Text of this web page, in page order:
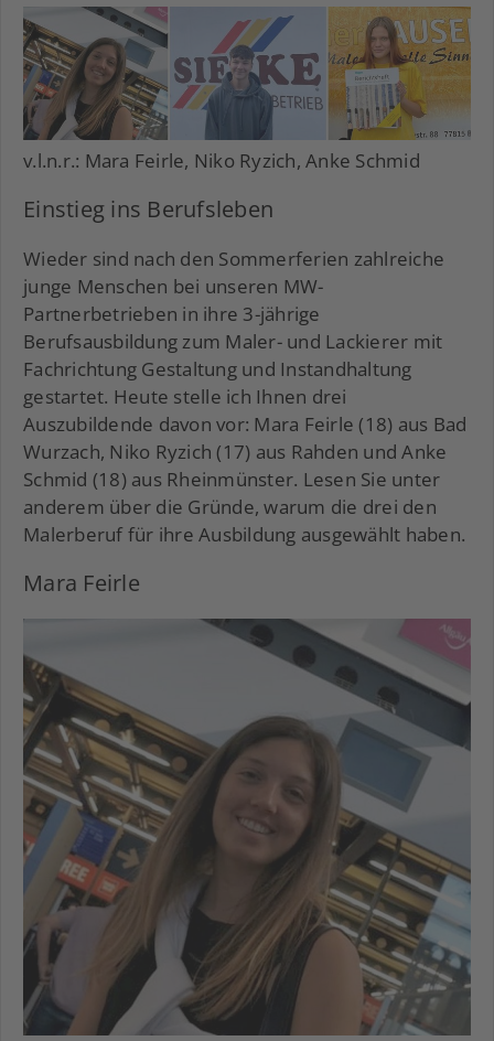
v.l.n.r.: Mara Feirle, Niko Ryzich, Anke Schmid
Einstieg ins Berufsleben
Wieder sind nach den Sommerferien zahlreiche
junge Menschen bei unseren MW-
Partnerbetrieben in ihre 3-jährige
Berufsausbildung zum Maler- und Lackierer mit
Fachrichtung Gestaltung und Instandhaltung
gestartet. Heute stelle ich Ihnen drei
Auszubildende davon vor: Mara Feirle (18) aus Bad
Wurzach, Niko Ryzich (17) aus Rahden und Anke
Schmid (18) aus Rheinmünster. Lesen Sie unter
anderem über die Gründe, warum die drei den
Malerberuf für ihre Ausbildung ausgewählt haben.
Mara Feirle